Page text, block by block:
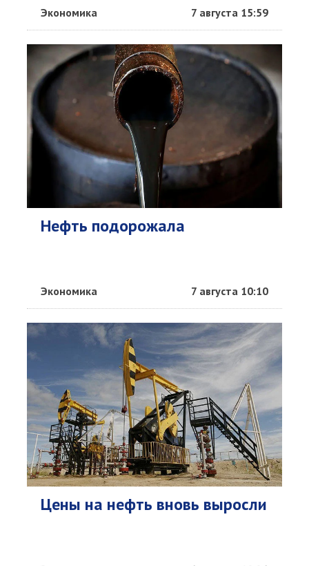
Экономика 7 августа 15:59
Нефть подорожала
Экономика 7 августа 10:10
Цены на нефть вновь выросли